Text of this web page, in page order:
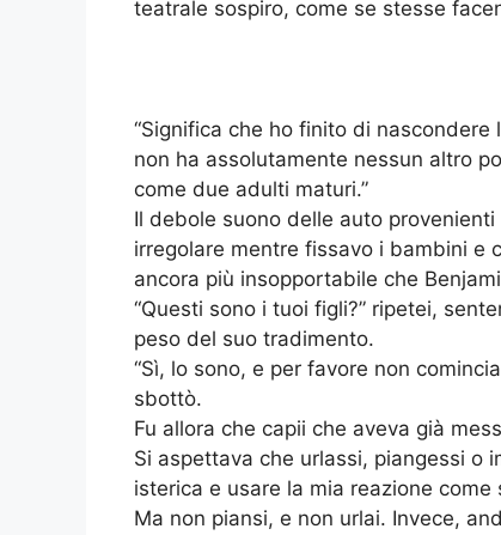
teatrale sospiro, come se stesse
“Significa che ho finito di
non ha assolutamente nessun altro
come due adulti maturi.”
Il debole suono delle auto
irregolare mentre fissavo i bambini e
ancora più insopportabile che
“Questi sono i tuoi figli?” ripetei,
peso del suo tradimento.
“Sì, lo sono, e per favore non
sbottò.
Fu allora che capii che aveva già
Si aspettava che urlassi, piangessi o
isterica e usare la mia reazione
Ma non piansi, e non urlai. Invece,